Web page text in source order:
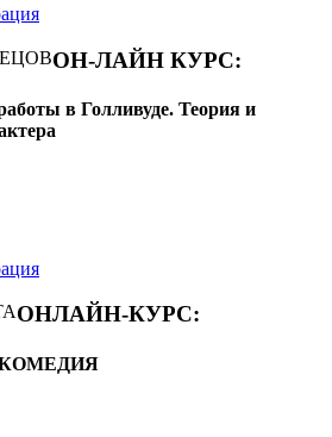
ОН-ЛАЙН КУРС:
в Голливуде. Теория и
ОНЛАЙН-КУРС: